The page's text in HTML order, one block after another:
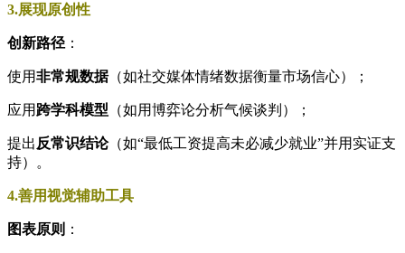
3.展现原创性
创新路径 ：
使用非常规数据（如社交媒体情绪数据衡量市场信心）；
应用 跨学科模型 （如用博弈论分析气候谈判）；
提出 反常识结论（如“最低工资提高未必减少就业”并用实证支
持）。
4.善用视觉辅助工具
图表原则 ：